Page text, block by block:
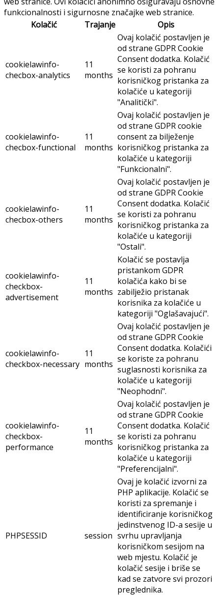
funkcionalnosti i sigurnosne značajke web stranice.
Kolačić
Trajanje Opis
cookielawinfo-
checbox-analytics
11
months
Ovaj kolačić postavljen je
od strane GDPR Cookie
Consent dodatka. Kolačić
se koristi za pohranu
korisničkog pristanka za
kolačiće u kategoriji
"Analitički".
cookielawinfo-
checbox-functional
11
months
Ovaj kolačić postavljen je
od strane GDPR cookie
consent za bilježenje
korisničkog pristanka za
kolačiće u kategoriji
"Funkcionalni".
cookielawinfo-
checbox-others
11
months
Ovaj kolačić postavljen je
od strane GDPR Cookie
Consent dodatka. Kolačić
se koristi za pohranu
korisničkog pristanka za
kolačiće u kategoriji
"Ostali".
cookielawinfo-
checkbox-
advertisement
11
months
Kolačić se postavlja
pristankom GDPR
kolačića kako bi se
zabilježio pristanak
korisnika za kolačiće u
kategoriji "Oglašavajući".
cookielawinfo-
checkbox-necessary
11
months
Ovaj kolačić postavljen je
od strane GDPR Cookie
Consent dodatka. Kolačići
se koriste za pohranu
suglasnosti korisnika za
kolačiće u kategoriji
"Neophodni".
cookielawinfo-
checkbox-
performance
11
months
Ovaj kolačić postavljen je
od strane GDPR Cookie
Consent dodatka. Kolačić
se koristi za pohranu
korisničkog pristanka za
kolačiće u kategoriji
"Preferencijalni".
PHPSESSID session
Ovaj je kolačić izvorni za
PHP aplikacije. Kolačić se
koristi za spremanje i
identificiranje korisničkog
jedinstvenog ID-a sesije u
svrhu upravljanja
korisničkom sesijom na
web mjestu. Kolačić je
kolačić sesije i briše se
kad se zatvore svi prozori
preglednika.